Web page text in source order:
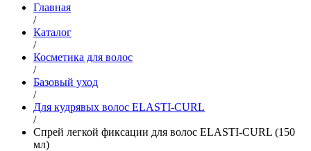
Главная
/
Каталог
/
Косметика для волос
/
Базовый уход
/
Для кудрявых волос ELASTI-CURL
/
Спрей легкой фиксации для волос ELASTI-CURL (150
мл)